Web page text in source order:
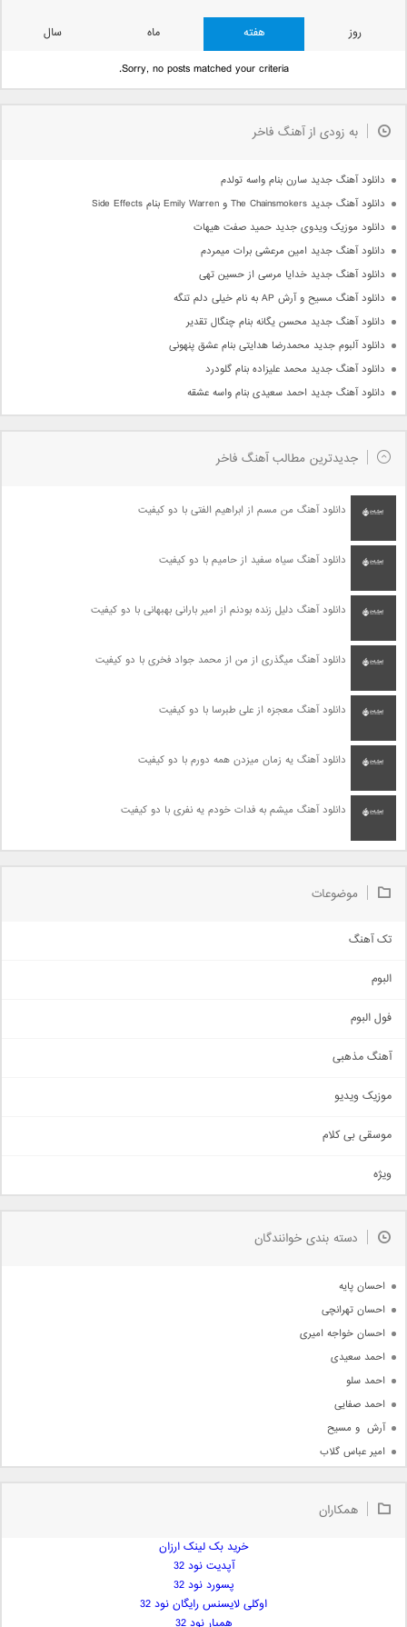
روز هفته ماه
سال
Sorry, no posts matched your criteria.
به زودی از آهنگ فاخر
دانلود آهنگ جدید سارن بنام واسه تولدم
دانلود آهنگ جدید The Chainsmokers و Emily Warren بنام Side Effects
دانلود موزیک ویدوی جدید حمید صفت هیهات
دانلود آهنگ جدید امین مرعشی برات میمردم
دانلود آهنگ جدید خدایا مرسی از حسین تهی
دانلود آهنگ مسیح و آرش AP به نام خیلی دلم تنگه
دانلود آهنگ جدید محسن یگانه بنام چنگال تقدیر
دانلود آلبوم جدید محمدرضا هدایتی بنام عشق پنهونی
دانلود آهنگ جدید محمد علیزاده بنام گلودرد
دانلود آهنگ جدید احمد سعیدی بنام واسه عشقه
جدیدترین مطالب آهنگ فاخر
دانلود آهنگ من مسم از ابراهیم الفتی با دو کیفیت
دانلود آهنگ سیاه سفید از حامیم با دو کیفیت
دانلود آهنگ دلیل زنده بودنم از امیر بارانی بهبهانی با دو کیفیت
دانلود آهنگ میگذری از من از محمد جواد فخری با دو کیفیت
دانلود آهنگ معجزه از علی طبرسا با دو کیفیت
دانلود آهنگ یه زمان میزدن همه دورم با دو کیفیت
دانلود آهنگ میشم به فدات خودم یه نفری با دو کیفیت
موضوعات
تک آهنگ
اجتماعی
حماسی
سنتی
اهنگ بندرعباسی
دمو
مذهبی
جدیدترین ها
البوم
فول البوم
آهنگ مذهبی
موزیک ویدیو
موسقی بی کلام
ویژه
دسته بندی خوانندگان
احسان پایه
احسان تهرانچی
احسان خواجه امیری
احمد سعیدی
احمد سلو
احمد صفایی
آرش  و مسیح
امیر عباس گلاب
امیر علی
همکاران
خرید بک لینک ارزان
آپدیت نود 32
پسورد نود 32
اوکلی لایسنس رایگان نود 32